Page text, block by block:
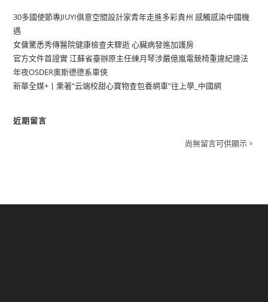
30多國使節專JIUYI俱意空間設計家青年走進多彩貴州 感觸感染中國機
遇
女傭驚悉秀傳醫院健康檢查夫驟逝 心臟病發進加護房
官方文件首證實 江蘇省臺辦原主任練月琴涉嚴億嵐電競椅重違紀違法
年夜OSDER奧斯德德系車俠
新華全媒+丨乘著“云端校甜心寶物查包養網車”往上學_中國網
近期留言
尚無留言可供顯示。